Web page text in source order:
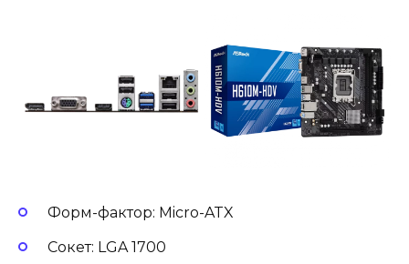
Форм-фактор: Micro-ATX
Сокет: LGA 1700